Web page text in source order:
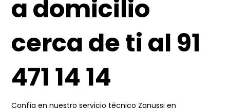
a domicilio
cerca de ti al 91
471 14 14
Confía en nuestro servicio técnico Zanussi en